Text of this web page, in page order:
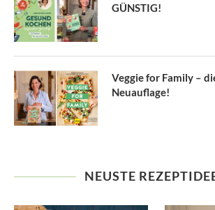
GÜNSTIG!
Veggie for Family –
Neuauflage!
NEUSTE